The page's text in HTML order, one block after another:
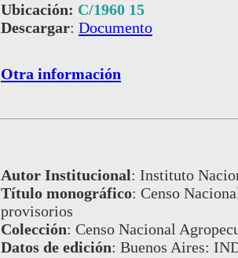
Ubicación: C/1960 15
Descargar: Documento
Otra información
Autor Institucional: Instituto
Título monográfico: Censo
provisorios
Colección: Censo Nacional
Datos de edición: Buenos Aires: